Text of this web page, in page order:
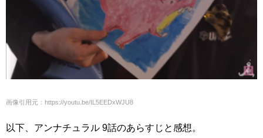
画像引用元：https://youtu.be/IL5EEDxWJU8
以下、アンナチュラル 9話のあらすじと感想。